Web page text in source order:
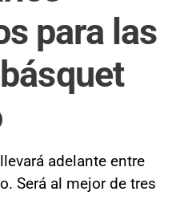
para las
adelante entre
Será al mejor de tres